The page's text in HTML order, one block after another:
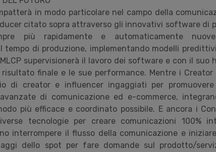
in modo particolare nel campo della
citato sopra attraverso gli innovativi software di
più rapidamente e automaticamente
tempo di produzione, implementando modelli
supervisionerà il lavoro dei software e con il
finale e le sue performance. Mentre i Creator
di creator e influencer ingaggiati per
di comunicazione ed e-commerce,
più efficace e coordinato possibile. E ancora i
tecnologie per creare comunicazioni 100%
interrompere il flusso della comunicazione e
dello spot per fare domande sul prodotto/